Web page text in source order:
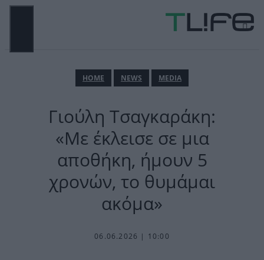
Μετάβαση
ΗΟΜΕ NEWS MEDIA
Γιούλη Τσαγκαράκη:
«Με έκλεισε σε μια
αποθήκη, ήμουν 5
χρονών, το θυμάμαι
ακόμα»
06.06.2026 | 10:00